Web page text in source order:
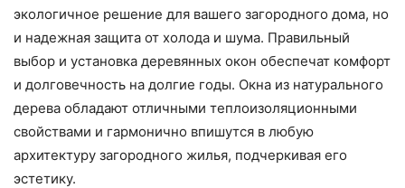
экологичное решение для вашего загородного дома, но
и надежная защита от холода и шума. Правильный
выбор и установка деревянных окон обеспечат комфорт
и долговечность на долгие годы. Окна из натурального
дерева обладают отличными теплоизоляционными
свойствами и гармонично впишутся в любую
архитектуру загородного жилья, подчеркивая его
эстетику.